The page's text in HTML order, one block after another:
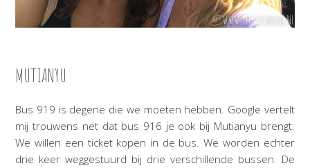
MUTIANYU
Bus 919 is degene die we moeten hebben. Google vertelt
mij trouwens net dat bus 916 je ook bij Mutianyu brengt.
We willen een ticket kopen in de bus. We worden echter
drie keer weggestuurd bij drie verschillende bussen. De